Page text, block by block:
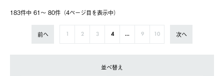
183件中 61〜 80件（4ページ⽬を表⽰中）
前へ 2 3 4 ... 9 10 次へ
並べ替え